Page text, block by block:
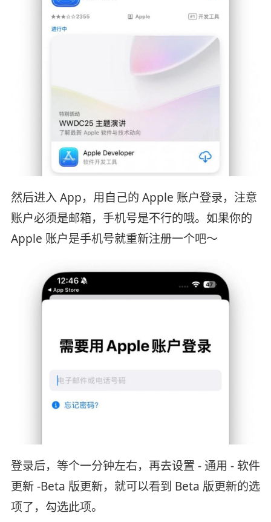
然后进入 App，用自己的 Apple 账户登录，注意
账户必须是邮箱，手机号是不行的哦。如果你的
Apple 账户是手机号就重新注册一个吧～
登录后，等个一分钟左右，再去设置 - 通用 - 软件
更新 -Beta 版更新，就可以看到 Beta 版更新的选
项了，勾选此项。